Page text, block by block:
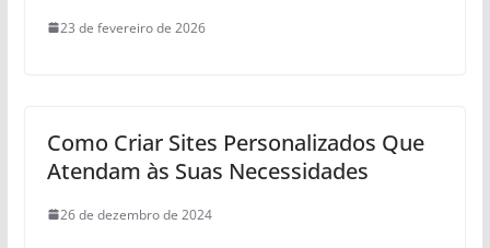
23 de fevereiro de 2026
Como Criar Sites Personalizados Que
Atendam às Suas Necessidades
26 de dezembro de 2024